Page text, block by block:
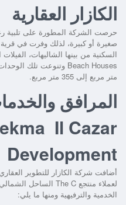
الكازار العقارية
حرصت الشركة المطورة على تلبية
صغيرة أو كبيرة، لذلك وفرت في
السكنية من بينها الشاليهات،
متر مربع إلى 355 متر مربع.
Il Cazar
Development
أضافت شركة الكازار للتطوير
لعملاء منتجع The C الساحل الشمالي الكازار العقارية
الخدمية والترفيهية ومنها ما يلي: